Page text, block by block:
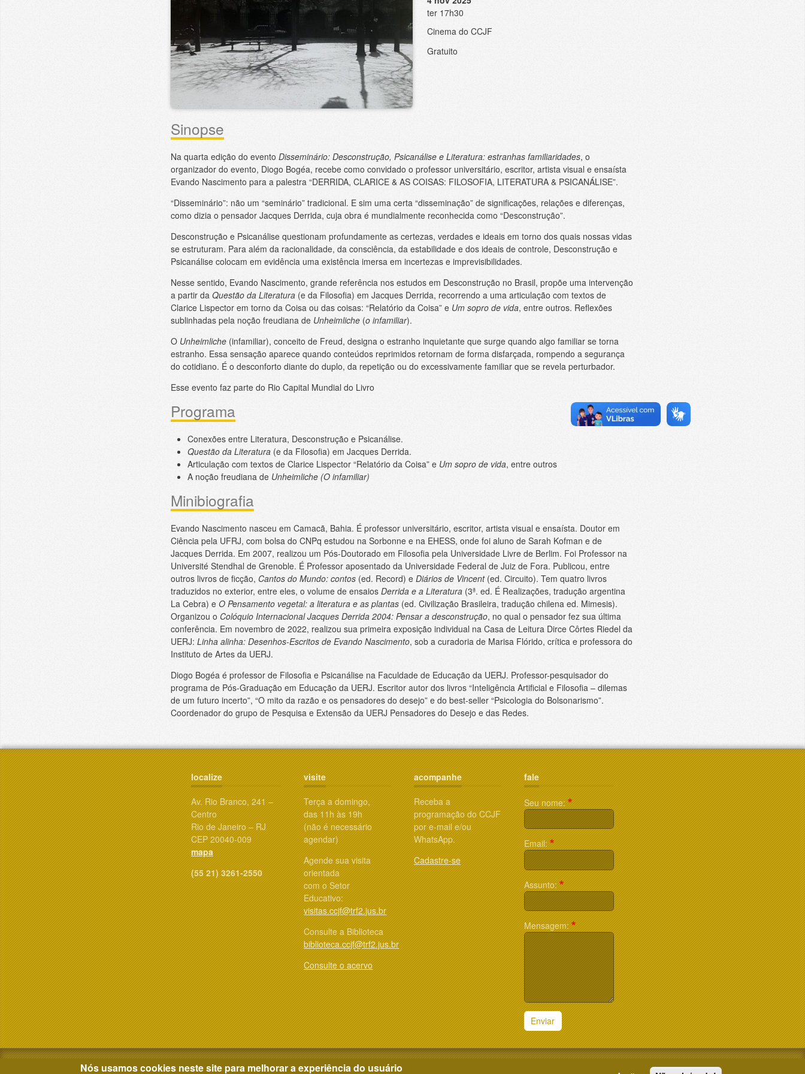
ter 17h30
Cinema do CCJF
Gratuito
Sinopse
Na quarta edição do evento Disseminário: Desconstrução, Psicanálise e Literatura: estranhas familiaridades, o
organizador do evento, Diogo Bogéa, recebe como convidado o professor universitário, escritor, artista visual e ensaísta
Evando Nascimento para a palestra “DERRIDA, CLARICE & AS COISAS: FILOSOFIA, LITERATURA & PSICANÁLISE”.
“Disseminário”: não um “seminário” tradicional. E sim uma certa “disseminação” de significações, relações e diferenças,
como dizia o pensador Jacques Derrida, cuja obra é mundialmente reconhecida como “Desconstrução”.
Desconstrução e Psicanálise questionam profundamente as certezas, verdades e ideais em torno dos quais nossas vidas
se estruturam. Para além da racionalidade, da consciência, da estabilidade e dos ideais de controle, Desconstrução e
Psicanálise colocam em evidência uma existência imersa em incertezas e imprevisibilidades.
Nesse sentido, Evando Nascimento, grande referência nos estudos em Desconstrução no Brasil, propõe uma intervenção
a partir da Questão da Literatura(e da Filosofia) em Jacques Derrida, recorrendo a uma articulação com textos de
Clarice Lispector em torno da Coisa ou das coisas: “Relatório da Coisa” e Um sopro de vida, entre outros. Reflexões
sublinhadas pela noção freudiana de Unheimliche(o infamiliar).
O Unheimliche(infamiliar), conceito de Freud, designa o estranho inquietante que surge quando algo familiar se torna
estranho. Essa sensação aparece quando conteúdos reprimidos retornam de forma disfarçada, rompendo a segurança
do cotidiano. É o desconforto diante do duplo, da repetição ou do excessivamente familiar que se revela perturbador.
Esse evento faz parte do Rio Capital Mundial do Livro
Programa
Conexões entre Literatura, Desconstrução e Psicanálise.
Questão da Literatura(e da Filosofia) em Jacques Derrida.
Articulação com textos de Clarice Lispector “Relatório da Coisa” e Um sopro de vida, entre outros
A noção freudiana de Unheimliche (O infamiliar)
Minibiografia
Evando Nascimento nasceu em Camacã, Bahia. É professor universitário, escritor, artista visual e ensaísta. Doutor em
Ciência pela UFRJ, com bolsa do CNPq estudou na Sorbonne e na EHESS, onde foi aluno de Sarah Kofman e de
Jacques Derrida. Em 2007, realizou um Pós-Doutorado em Filosofia pela Universidade Livre de Berlim. Foi Professor na
Université Stendhal de Grenoble. É Professor aposentado da Universidade Federal de Juiz de Fora. Publicou, entre
outros livros de ficção, Cantos do Mundo: contos(ed. Record) e Diários de Vincent(ed. Circuito). Tem quatro livros
traduzidos no exterior, entre eles, o volume de ensaios Derrida e a Literatura(3ª. ed. É Realizações, tradução argentina
La Cebra) e O Pensamento vegetal: a literatura e as plantas(ed. Civilização Brasileira, tradução chilena ed. Mimesis).
Organizou o Colóquio Internacional Jacques Derrida 2004: Pensar a desconstrução, no qual o pensador fez sua última
conferência. Em novembro de 2022, realizou sua primeira exposição individual na Casa de Leitura Dirce Côrtes Riedel da
UERJ: Linha alinha: Desenhos-Escritos de Evando Nascimento, sob a curadoria de Marisa Flórido, crítica e professora do
Instituto de Artes da UERJ.
Diogo Bogéa é professor de Filosofia e Psicanálise na Faculdade de Educação da UERJ. Professor-pesquisador do
programa de Pós-Graduação em Educação da UERJ. Escritor autor dos livros “Inteligência Artificial e Filosofia – dilemas
de um futuro incerto”, “O mito da razão e os pensadores do desejo” e do best-seller “Psicologia do Bolsonarismo”.
Coordenador do grupo de Pesquisa e Extensão da UERJ Pensadores do Desejo e das Redes.
localize
Av. Rio Branco, 241 –
Centro
Rio de Janeiro – RJ
CEP 20040-009
mapa
(55 21) 3261-2550
visite
Terça a domingo,
das 11h às 19h
(não é necessário
agendar)
Agende sua visita
orientada
com o Setor
Educativo:
visitas.ccjf@trf2.jus.br
Consulte a Biblioteca
biblioteca.ccjf@trf2.jus.br
Consulte o acervo
acompanhe
Receba a
programação do CCJF
por e-mail e/ou
WhatsApp.
Cadastre-se
fale
Seu nome:
Email:
Assunto:
Mensagem:
Enviar
Nós usamos cookies neste site para melhorar a experiência do usuário